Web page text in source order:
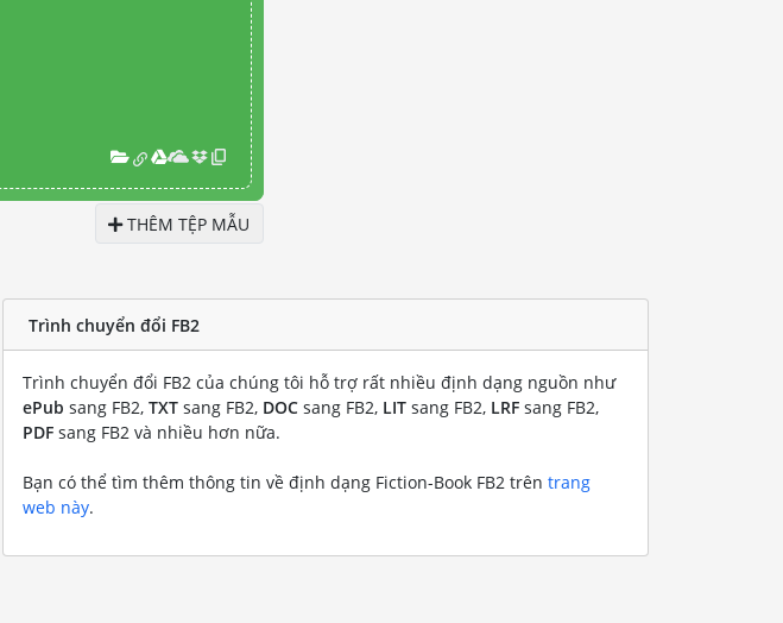
THÊM TỆP MẪU
Trình chuyển đổi FB2
Trình chuyển đổi FB2 của chúng tôi hỗ trợ rất nhiều định dạng nguồn như
ePub sang FB2, TXT sang FB2, DOC sang FB2, LIT sang FB2, LRF sang FB2,
PDF sang FB2 và nhiều hơn nữa.
Bạn có thể tìm thêm thông tin về định dạng Fiction-Book FB2 trên trang
web này.